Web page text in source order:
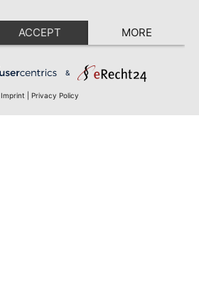
ACCEPT MORE
&
Imprint Privacy Policy